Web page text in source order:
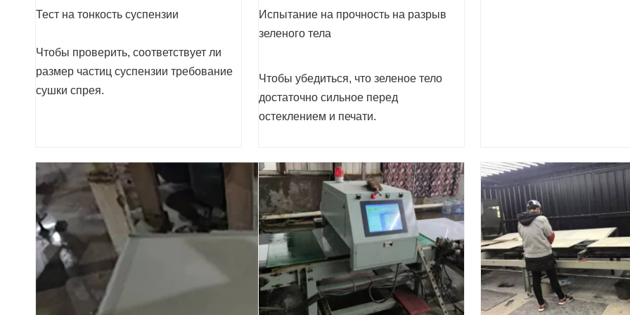
Тест на тонкость суспензии
Чтобы проверить, соответствует ли
размер частиц суспензии требование
сушки спрея.
Испытание на прочность на разрыв
зеленого тела
Чтобы убедиться, что зеленое тело
достаточно сильное перед
остеклением и печати.